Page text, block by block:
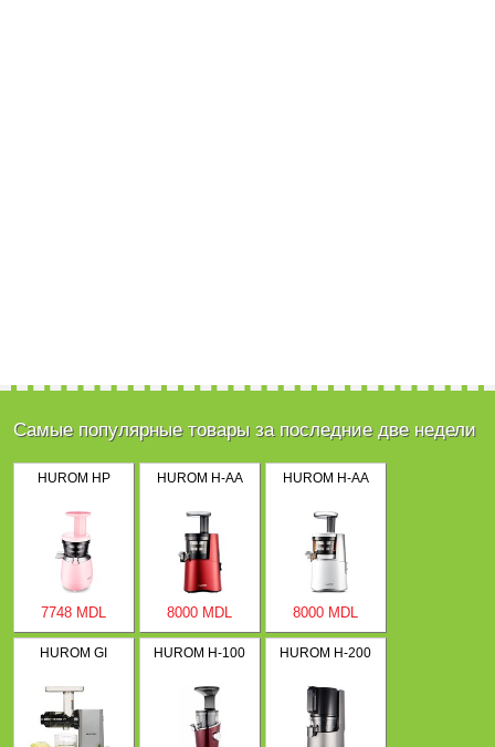
Самые популярные товары за последние две недели
HUROM HP
7748 MDL
HUROM H-AA
8000 MDL
HUROM H-AA
8000 MDL
HUROM GI HUROM H-100 HUROM H-200